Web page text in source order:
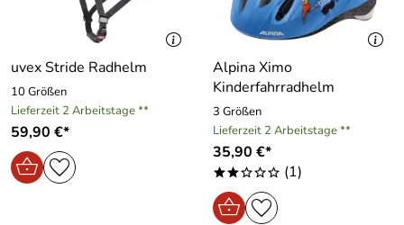
uvex Stride Radhelm
10 Größen
Lieferzeit 2 Arbeitstage **
59,90 €*
Alpina Ximo
Kinderfahrradhelm
3 Größen
Lieferzeit 2 Arbeitstage **
35,90 €*
**ooo (1)